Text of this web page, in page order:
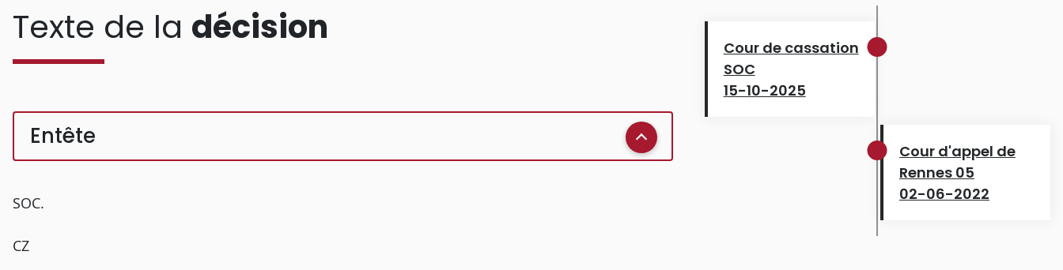
Texte de la décision
Entête
SOC.
CZ
Cour de cassation
SOC
15-10-2025
Cour d'appel de
Rennes 05
02-06-2022